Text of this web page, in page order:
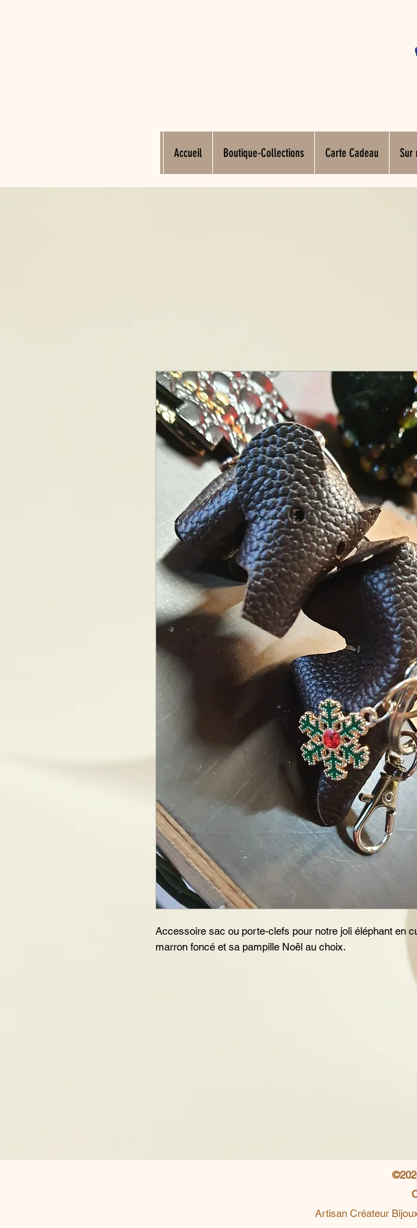
Accueil Boutique-Collections Carte Cadeau Sur
Accessoire sac ou porte-clefs pour notre joli éléphant en
marron foncé et sa pampille Noël au choix.
Artisan Créateur